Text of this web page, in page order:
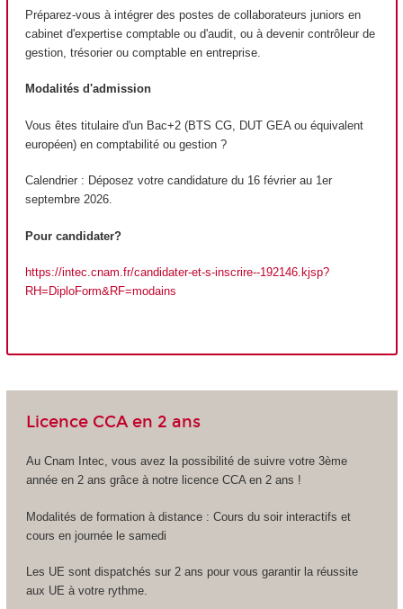
Préparez-vous à intégrer des postes de collaborateurs juniors en
cabinet d'expertise comptable ou d'audit, ou à devenir contrôleur de
gestion, trésorier ou comptable en entreprise.
Modalités d'admission
Vous êtes titulaire d'un Bac+2 (BTS CG, DUT GEA ou équivalent
européen) en comptabilité ou gestion ?
Calendrier : Déposez votre candidature du 16 février au 1er
septembre 2026.
Pour candidater?
https://intec.cnam.fr/candidater-et-s-inscrire--192146.kjsp?
RH=DiploForm&RF=modains
Licence CCA en 2 ans
Au Cnam Intec, vous avez la possibilité de suivre votre 3ème
année en 2 ans grâce à notre licence CCA en 2 ans !
Modalités de formation à distance : Cours du soir interactifs et
cours en journée le samedi
Les UE sont dispatchés sur 2 ans pour vous garantir la réussite
aux UE à votre rythme.